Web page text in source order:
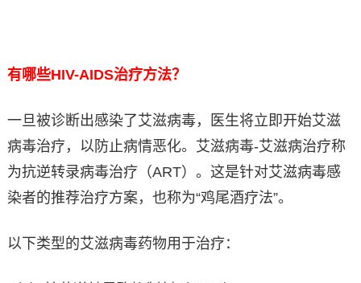
有哪些HIV-AIDS治疗方法？
一旦被诊断出感染了艾滋病毒，医生将立即开始艾滋
病毒治疗，以防止病情恶化。艾滋病毒-艾滋病治疗称
为抗逆转录病毒治疗（ART）。这是针对艾滋病毒感
染者的推荐治疗方案，也称为“鸡尾酒疗法”。
以下类型的艾滋病毒药物用于治疗：